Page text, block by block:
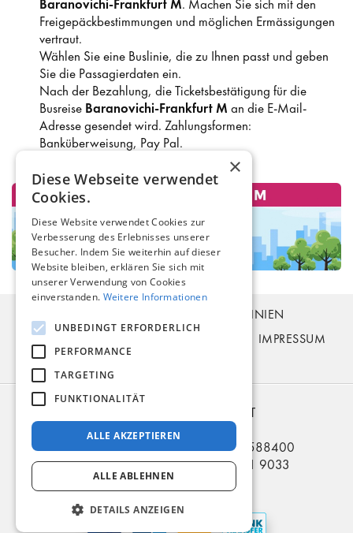
Baranovichi-Frankfurt M. Machen Sie sich mit den
Freigepäckbestimmungen und möglichen Ermässigungen
vertraut.
Wählen Sie eine Buslinie, die zu Ihnen passt und geben
Sie die Passagierdaten ein.
Nach der Bezahlung, die Ticketsbestätigung für die
Busreise Baranovichi-Frankfurt M an die E-Mail-
Adresse gesendet wird. Zahlungsformen:
Banküberweisung, Pay Pal.
BUSLINIEN
BUSHALTESTELLEN
IMPRESSUM
2006 – 2026 © EURO-BILET
BUS nach RU BY UA
Telefon in Deutschland: +49 5321 3588400
Telefon in der Ukraine: +380 914 81 9033
Zahlungsarten
×
Diese Webseite verwendet
Cookies.
Diese Website verwendet Cookies zur
Verbesserung des Erlebnisses unserer
Besucher. Indem Sie weiterhin auf dieser
Website bleiben, erklären Sie sich mit
unserer Verwendung von Cookies
einverstanden. Weitere Informationen
UNBEDINGT ERFORDERLICH
PERFORMANCE
TARGETING
FUNKTIONALITÄT
ALLE AKZEPTIEREN
ALLE ABLEHNEN
DETAILS ANZEIGEN